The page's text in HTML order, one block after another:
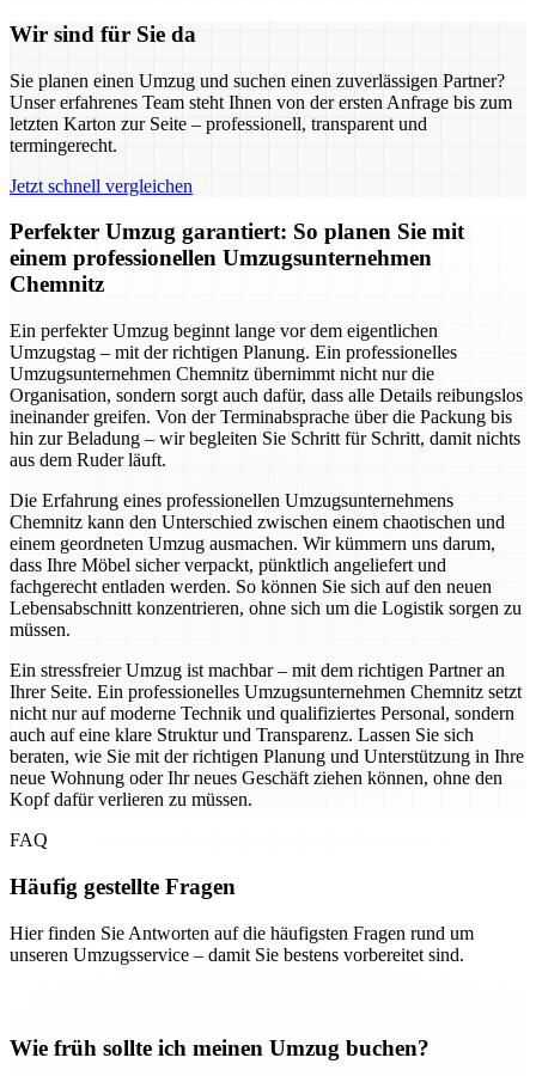
Wir sind für Sie da
Sie planen einen Umzug und suchen einen zuverlässigen Partner?
Unser erfahrenes Team steht Ihnen von der ersten Anfrage bis zum
letzten Karton zur Seite – professionell, transparent und
termingerecht.
Jetzt schnell vergleichen
Perfekter Umzug garantiert: So planen Sie mit
einem professionellen Umzugsunternehmen
Chemnitz
Ein perfekter Umzug beginnt lange vor dem eigentlichen
Umzugstag – mit der richtigen Planung. Ein professionelles
Umzugsunternehmen Chemnitz übernimmt nicht nur die
Organisation, sondern sorgt auch dafür, dass alle Details reibungslos
ineinander greifen. Von der Terminabsprache über die Packung bis
hin zur Beladung – wir begleiten Sie Schritt für Schritt, damit nichts
aus dem Ruder läuft.
Die Erfahrung eines professionellen Umzugsunternehmens
Chemnitz kann den Unterschied zwischen einem chaotischen und
einem geordneten Umzug ausmachen. Wir kümmern uns darum,
dass Ihre Möbel sicher verpackt, pünktlich angeliefert und
fachgerecht entladen werden. So können Sie sich auf den neuen
Lebensabschnitt konzentrieren, ohne sich um die Logistik sorgen zu
müssen.
Ein stressfreier Umzug ist machbar – mit dem richtigen Partner an
Ihrer Seite. Ein professionelles Umzugsunternehmen Chemnitz setzt
nicht nur auf moderne Technik und qualifiziertes Personal, sondern
auch auf eine klare Struktur und Transparenz. Lassen Sie sich
beraten, wie Sie mit der richtigen Planung und Unterstützung in Ihre
neue Wohnung oder Ihr neues Geschäft ziehen können, ohne den
Kopf dafür verlieren zu müssen.
FAQ
Häufig gestellte Fragen
Hier finden Sie Antworten auf die häufigsten Fragen rund um
unseren Umzugsservice – damit Sie bestens vorbereitet sind.
Wie früh sollte ich meinen Umzug buchen?